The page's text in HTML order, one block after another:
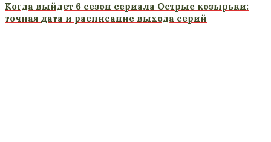
Когда выйдет 6 сезон сериала Острые козырьки:
точная дата и расписание выхода серий